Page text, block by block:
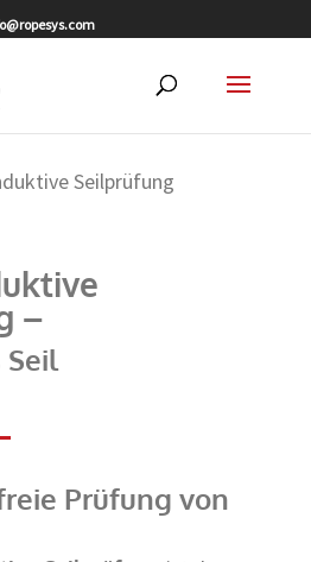
Seilprüfung
–
Seil
Prüfung von